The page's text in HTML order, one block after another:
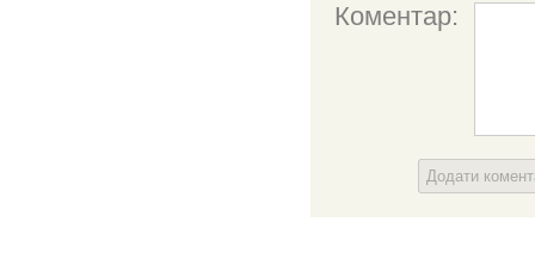
Коментар:
Додати